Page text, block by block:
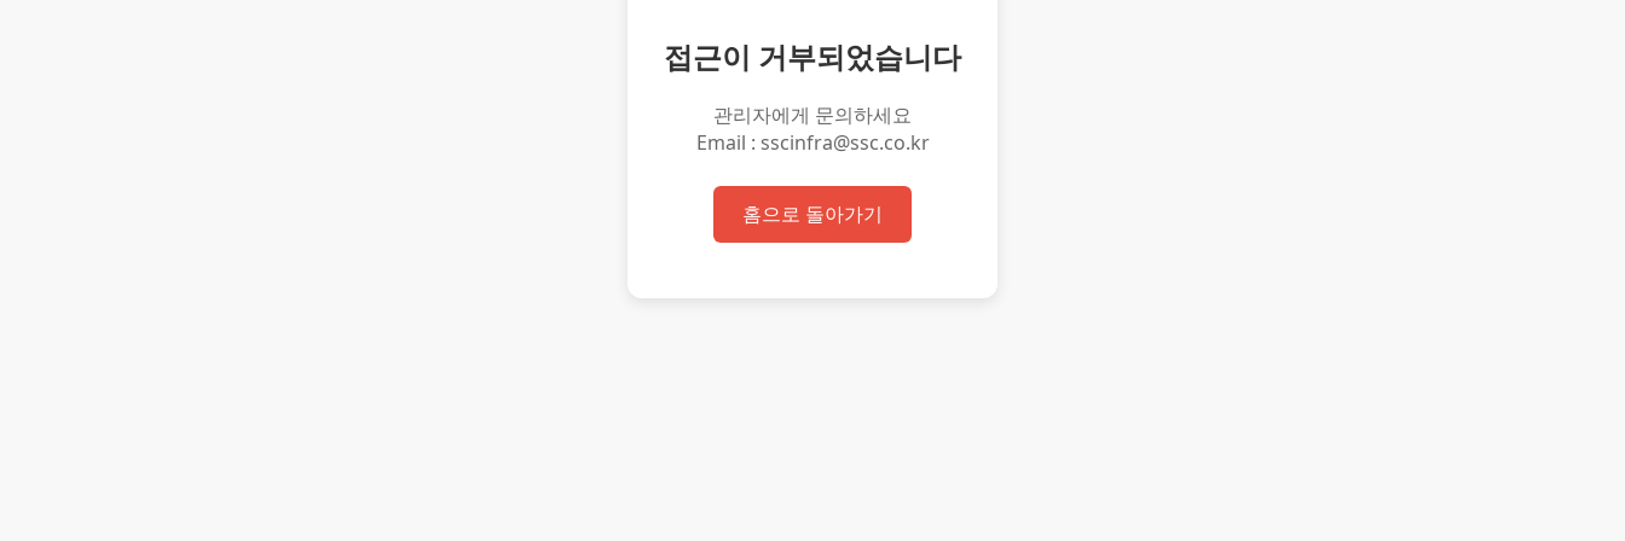
접근이 거부되었습니다
관리자에게 문의하세요
Email : sscinfra@ssc.co.kr
홈으로 돌아가기